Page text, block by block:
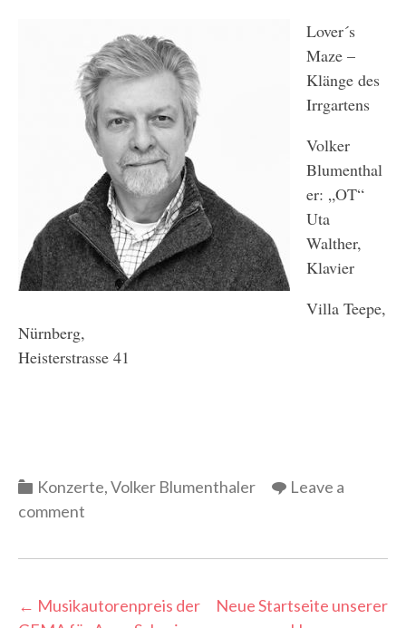
Lover´s
Maze –
Klänge des
Irrgartens
Volker
Blumenthal
er: „OT“
Uta
Walther,
Klavier
Villa Teepe,
Nürnberg,
Heisterstrasse 41
Categories
Konzerte,Volker Blumenthaler
Leave a
comment
Post
← Musikautorenpreis der
Neue Startseite unserer